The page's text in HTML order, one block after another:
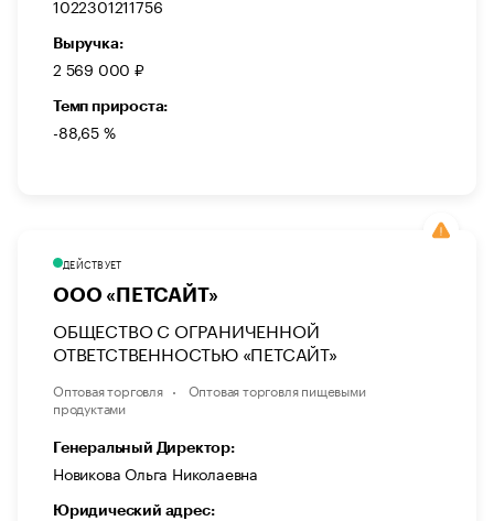
1022301211756
Выручка:
2 569 000 ₽
Темп прироста:
-88,65 %
ДЕЙСТВУЕТ
ООО «ПЕТСАЙТ»
ОБЩЕСТВО С ОГРАНИЧЕННОЙ
ОТВЕТСТВЕННОСТЬЮ «ПЕТСАЙТ»
Оптовая торговля
Оптовая торговля пищевыми
продуктами
Генеральный Директор:
Новикова Ольга Николаевна
Юридический адрес: